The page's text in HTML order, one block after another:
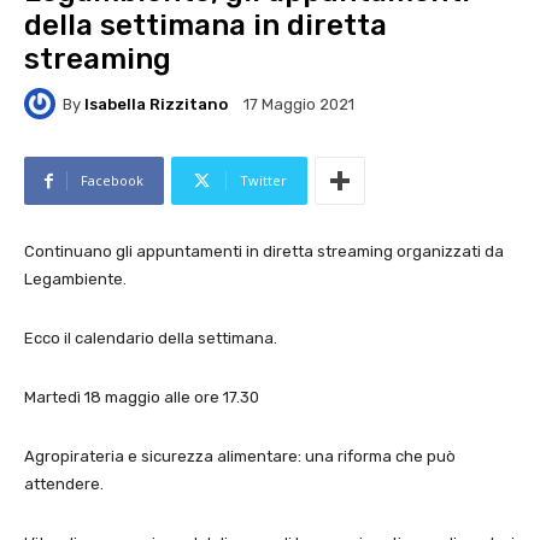
della settimana in diretta
streaming
By Isabella Rizzitano 17 Maggio 2021
Facebook Twitter
Continuano gli appuntamenti in diretta streaming organizzati da
Legambiente.
Ecco il calendario della settimana.
Martedì 18 maggio alle ore 17.30
Agropirateria e sicurezza alimentare: una riforma che può
attendere.